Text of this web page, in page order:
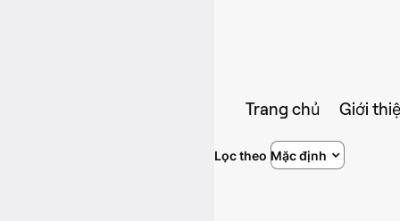
Trang chủ Giới
Lọc theo Mặc định